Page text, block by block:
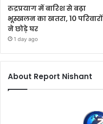
रुद्रप्रयाग में बारिश से बढ़ा
भूस्खलन का खतरा, 10 परिवारों
ने छोड़े घर
1 day ago
About Report Nishant